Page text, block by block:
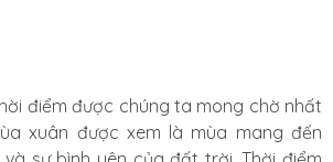
điểm được chúng ta mong chờ nhất
xuân được xem là mùa mang đến